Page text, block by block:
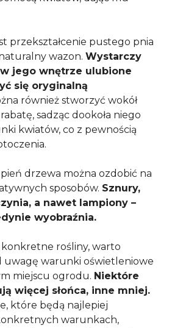
przekształcenie pustego pnia
wazon. Wystarczy
jego wnętrze ulubione
się oryginalną
również stworzyć wokół
sadząc dookoła niego
kwiatów, co z pewnością
drzewa można ozdobić na
sposobów. Sznury,
a nawet lampiony –
wyobraźnia.
konkretne rośliny, warto
uwagę warunki oświetleniowe
miejscu ogrodu. Niektóre
więcej słońca, inne mniej.
które będą najlepiej
warunkach,